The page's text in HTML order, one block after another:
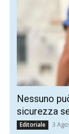
Nessuno
sicurezza
Editoriale 3